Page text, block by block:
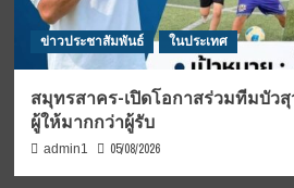
ข่าวประชาสัมพันธ์ ในประเทศ
สมุทรสาคร-เปิดโอกาสร่วมทีมบัว
ผู้ให้มากกว่าผู้รับ
admin1 05/08/2026